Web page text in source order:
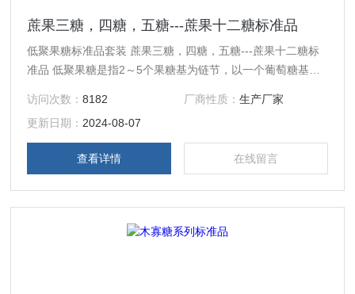
蔗果三糖，四糖，五糖---蔗果十二糖标准品
低聚果糖标准品套装 蔗果三糖，四糖，五糖---蔗果十二糖标
准品 低聚果糖是指2～5个果糖基为链节，以一个葡萄糖基为
化合物。即是指1～4个果糖基以β-2，1键连接在蔗糖的D-果
糖基上而形成的蔗果三糖（GF2）、蔗果四糖（GF3）、蔗果
五糖（GF4）和蔗果六糖（GF5）的混合物。 低聚果糖是一
种天然活性物质。
访问次数：8182 厂商性质： 生产厂家
更新日期： 2024-08-07
查看详情 在线留言